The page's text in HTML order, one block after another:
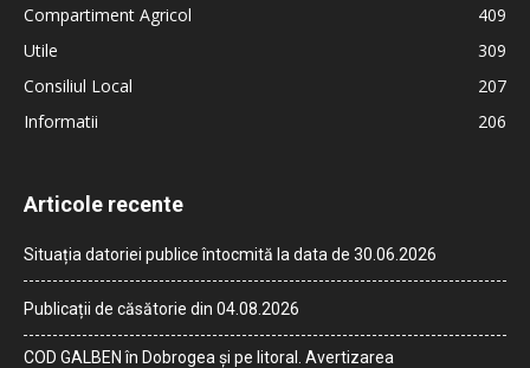
Compartiment Agricol
409
Utile
309
Consiliul Local
207
Informatii
206
Articole recente
Situația datoriei publice întocmită la data de 30.06.2026
Publicații de căsătorie din 04.08.2026
COD GALBEN în Dobrogea și pe litoral. Avertizarea